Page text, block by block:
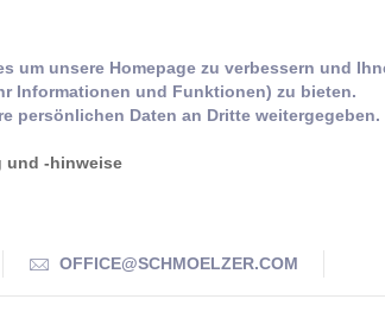
um unsere Homepage zu verbessern und
Informationen und Funktionen) zu bieten.
persönlichen Daten an Dritte weitergegeben.
und -hinweise
OFFICE@SCHMOELZER.COM